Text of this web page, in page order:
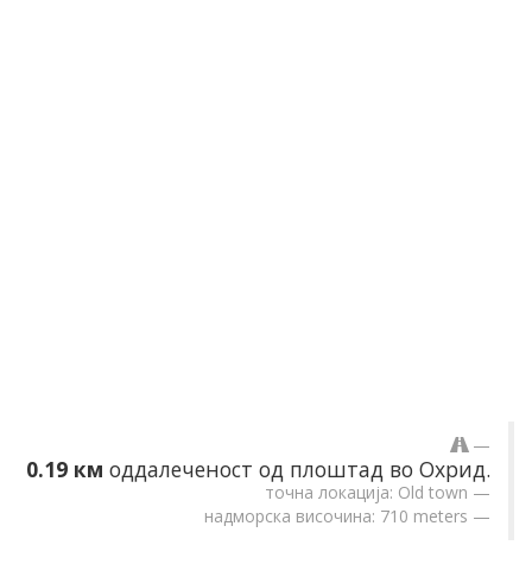
0.19 км оддалеченост од плоштад во Охрид.
точна локација: Old town
надморска височина: 710 meters